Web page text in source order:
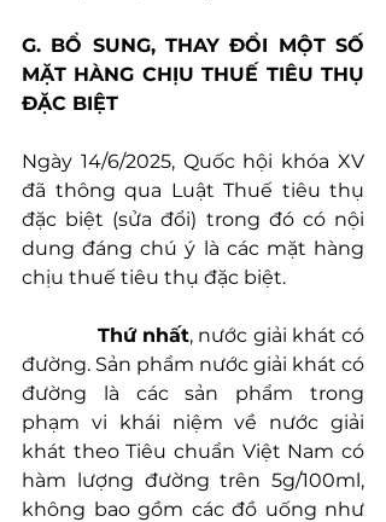
G. BỔ SUNG, THAY ĐỔI MỘT SỐ
MẶT HÀNG CHỊU THUẾ TIÊU THỤ
ĐẶC BIỆT
Ngày 14/6/2025, Quốc hội khóa XV
đã thông qua Luật Thuế tiêu thụ
đặc biệt (sửa đổi) trong đó có nội
dung đáng chú ý là các mặt hàng
chịu thuế tiêu thụ đặc biệt.
Thứ nhất, nước giải khát có
đường. Sản phẩm nước giải khát có
đường là các sản phẩm trong
phạm vi khái niệm về nước giải
khát theo Tiêu chuẩn Việt Nam có
hàm lượng đường trên 5g/100ml,
không bao gồm các đồ uống như